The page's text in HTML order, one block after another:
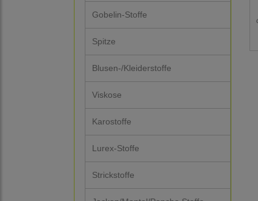
Gobelin-Stoffe
Spitze
Blusen-/Kleiderstoffe
Viskose
Karostoffe
Lurex-Stoffe
Strickstoffe